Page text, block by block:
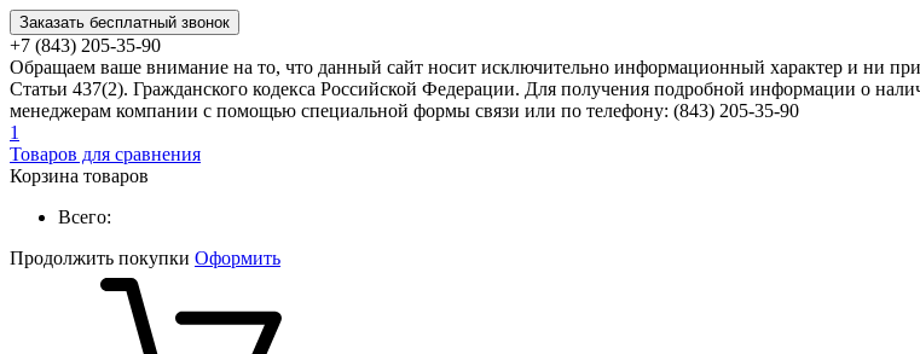
Заказать бесплатный звонок
+7 (843) 205-35-90
Обращаем ваше внимание на то, что данный сайт носит исключительно информационный характер и ни
Статьи 437(2). Гражданского кодекса Российской Федерации. Для получения подробной информации о
менеджерам компании с помощью специальной формы связи или по телефону: (843) 205-35-90
1
Товаров для сравнения
Корзина товаров
Всего:
Продолжить покупки Оформить